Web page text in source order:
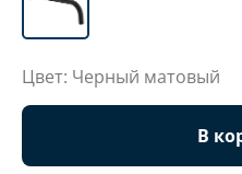
Цвет: Черный матовый
В